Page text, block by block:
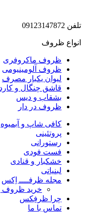
تلفن 09123147872
انواع ظروف
ظروف ماکروفری
ظروف آلومینیومی
لیوان یکبار مصرف
قاشق چنگال و کارد
بشقاب و دیس
ظروف در دار
کافی شاپ و آبمیوه
پروتئینی
رستورانی
فست فودی
خشکبار و قنادی
لبنیاتی
مجله ظرفــــ اِکس
خرید ظروف
چرا ظرفِکس
تماس با ما